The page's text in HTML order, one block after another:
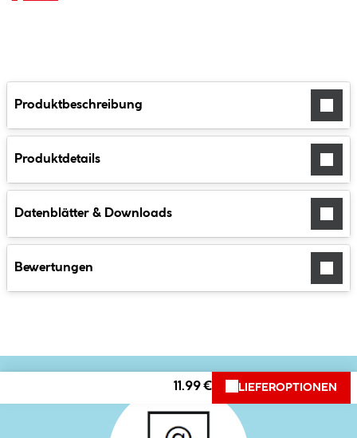
Produktbeschreibung
Produktdetails
Datenblätter & Downloads
Bewertungen
11.99 € LIEFEROPTIONEN